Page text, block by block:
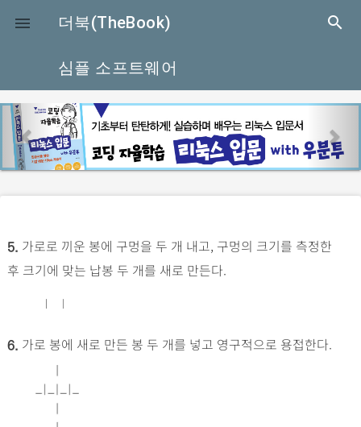
close
 더북(TheBook) search
심플 소프트웨어
p
r
e
u
s
e
x
5. 가로로 끼운 봉에 구멍을 두 개 내고, 구멍의 크기를 측정한
후 크기에 맞는 납봉 두 개를 새로 만든다.
6. 가로 봉에 새로 만든 봉 두 개를 넣고 영구적으로 용접한다.